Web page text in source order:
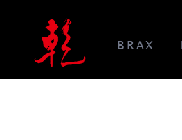
BRAX